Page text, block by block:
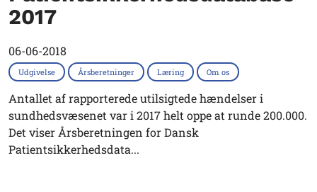
2017
06-06-2018
Udgivelse Årsberetninger Læring Om os
Antallet af rapporterede utilsigtede hændelser i
sundhedsvæsenet var i 2017 helt oppe at runde 200.000.
Det viser Årsberetningen for Dansk
Patientsikkerhedsdata...